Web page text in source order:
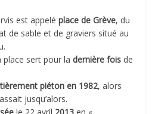
est appeléplace de Grève, du
de sable et de graviers situé au
place sert pour ladernière fois de
piéton en 1982, alors
jusqu’alors.
le 22 avril 2013 en «